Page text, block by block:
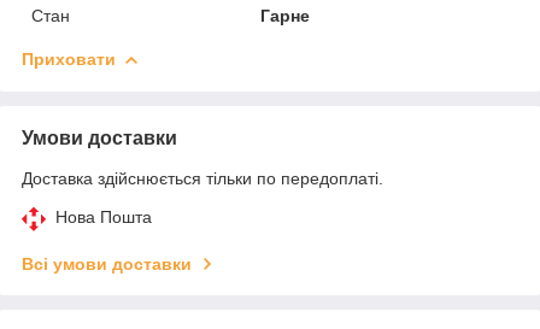
Стан
Гарне
Приховати
Умови доставки
Доставка здійснюється тільки по передоплаті.
Нова Пошта
Всі умови доставки